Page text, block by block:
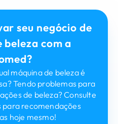
e muito mais.
mais avançado.
seu negócio de
beleza com a
máquina de beleza é
Tendo problemas para
de beleza? Consulte
para recomendações
hoje mesmo!